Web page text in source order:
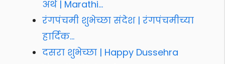
अर्थ | Marathi…
रंगपंचमी शुभेच्छा संदेश | रंगपंचमीच्या
हार्दिक…
दसरा शुभेच्छा | Happy Dussehra